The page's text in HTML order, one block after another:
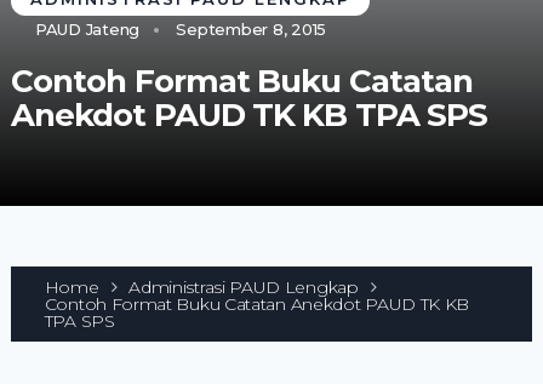
PAUD Jateng
September 8, 2015
Contoh Format Buku Catatan
Anekdot PAUD TK KB TPA SPS
Home Administrasi PAUD Lengkap
Contoh Format Buku Catatan Anekdot PAUD TK KB
TPA SPS